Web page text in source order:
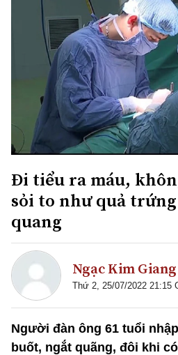
Đi tiểu ra máu,
sỏi to như quả
quang
Ngạc Kim Giang
Thứ 2, 25/07/2022 21:15
Người đàn ông 61 tuổi
buốt, ngắt quãng, đôi khi